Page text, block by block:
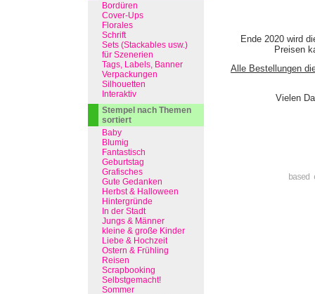
Ende 2020 wird
Preisen
Alle Bestellungen
Vielen
Bordüren
Cover-Ups
Florales
Schrift
Sets (Stackables usw.)
für Szenerien
Tags, Labels, Banner
Verpackungen
Silhouetten
Interaktiv
Stempel nach Themen
sortiert
Baby
Blumig
Fantastisch
Geburtstag
Grafisches
Gute Gedanken
Herbst & Halloween
Hintergründe
In der Stadt
Jungs & Männer
kleine & große Kinder
Liebe & Hochzeit
Ostern & Frühling
Reisen
Scrapbooking
Selbstgemacht!
Sommer